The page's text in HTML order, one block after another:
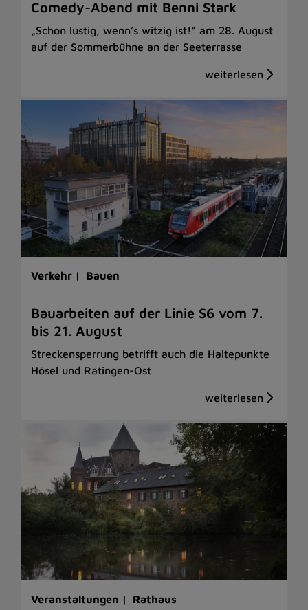
Comedy-Abend mit Benni Stark
„Schon lustig, wenn’s witzig ist!“ am 28. August
auf der Sommerbühne an der Seeterrasse
Verkehr | Bauen
Bauarbeiten auf der Linie S6 vom 7.
bis 21. August
Streckensperrung betrifft auch die Haltepunkte
Hösel und Ratingen-Ost
Veranstaltungen | Rathaus